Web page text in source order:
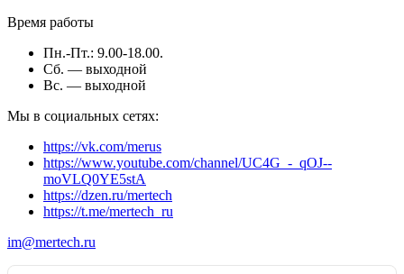
Время работы
Пн.-Пт.: 9.00-18.00.
Сб. — выходной
Вс. — выходной
Мы в социальных сетях:
https://vk.com/merus
https://www.youtube.com/channel/UC4G_-_qOJ--
moVLQ0YE5stA
https://dzen.ru/mertech
https://t.me/mertech_ru
im@mertech.ru